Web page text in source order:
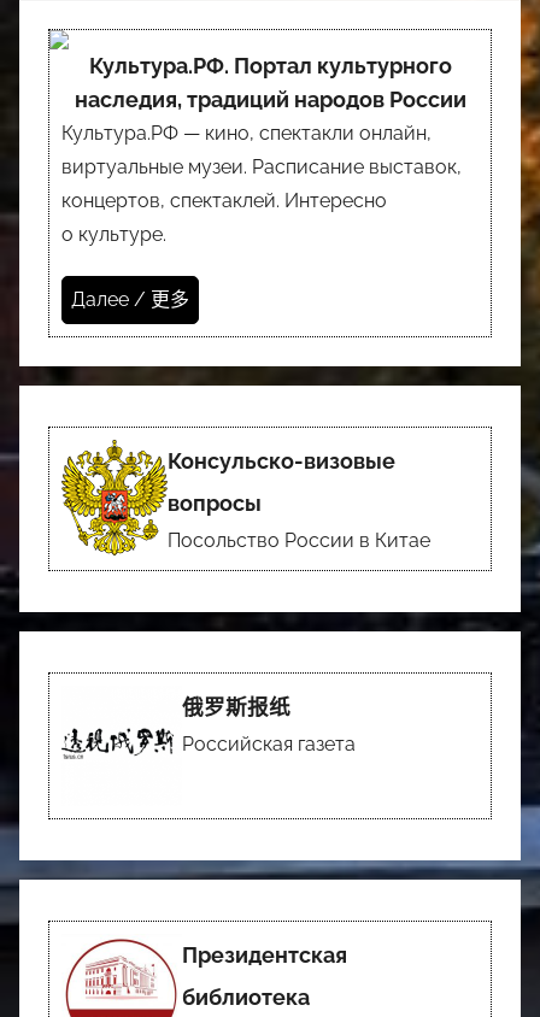
Культура.РФ. Портал культурного
наследия, традиций народов России
Культура.РФ — кино, спектакли онлайн,
виртуальные музеи. Расписание выставок,
концертов, спектаклей. Интересно
о культуре.
Далее / 更多
Консульско-визовые
вопросы
Посольство России в Китае
俄罗斯报纸
Российская газета
Президентская
библиотека